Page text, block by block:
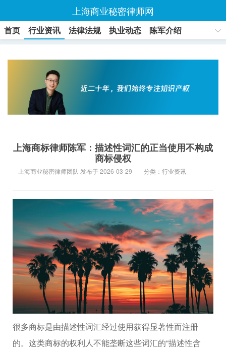
上海商业秘密律师网
首页 行业资讯 法律法规 执业动态
陈军介绍
上海商标律师陈军：描述性词汇的正当使用不构成
商标侵权
上海商业秘密律师团队 发布于 2026-03-29 分类： 行业资讯
很多商标是由描述性词汇经过使用获得显著性而注册
的。这类商标的权利人不能垄断这些词汇的“描述性含